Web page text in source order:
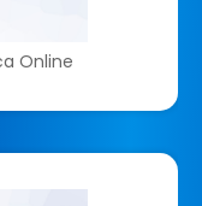
Online